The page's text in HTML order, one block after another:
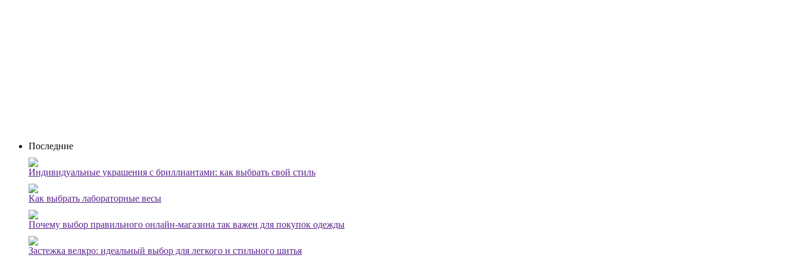
Последние
Индивидуальные украшения с бриллиантами: как выбрать свой стиль
Как выбрать лабораторные весы
Почему выбор правильного онлайн-магазина так важен для покупок одежды
Застежка велкро: идеальный выбор для легкого и стильного шитья